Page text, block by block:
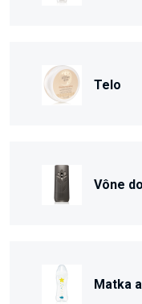
Telo
Vône
Matka